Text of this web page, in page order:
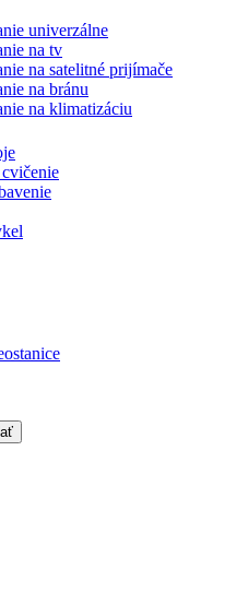
univerzálne
na tv
na satelitné prijímače
na bránu
na klimatizáciu